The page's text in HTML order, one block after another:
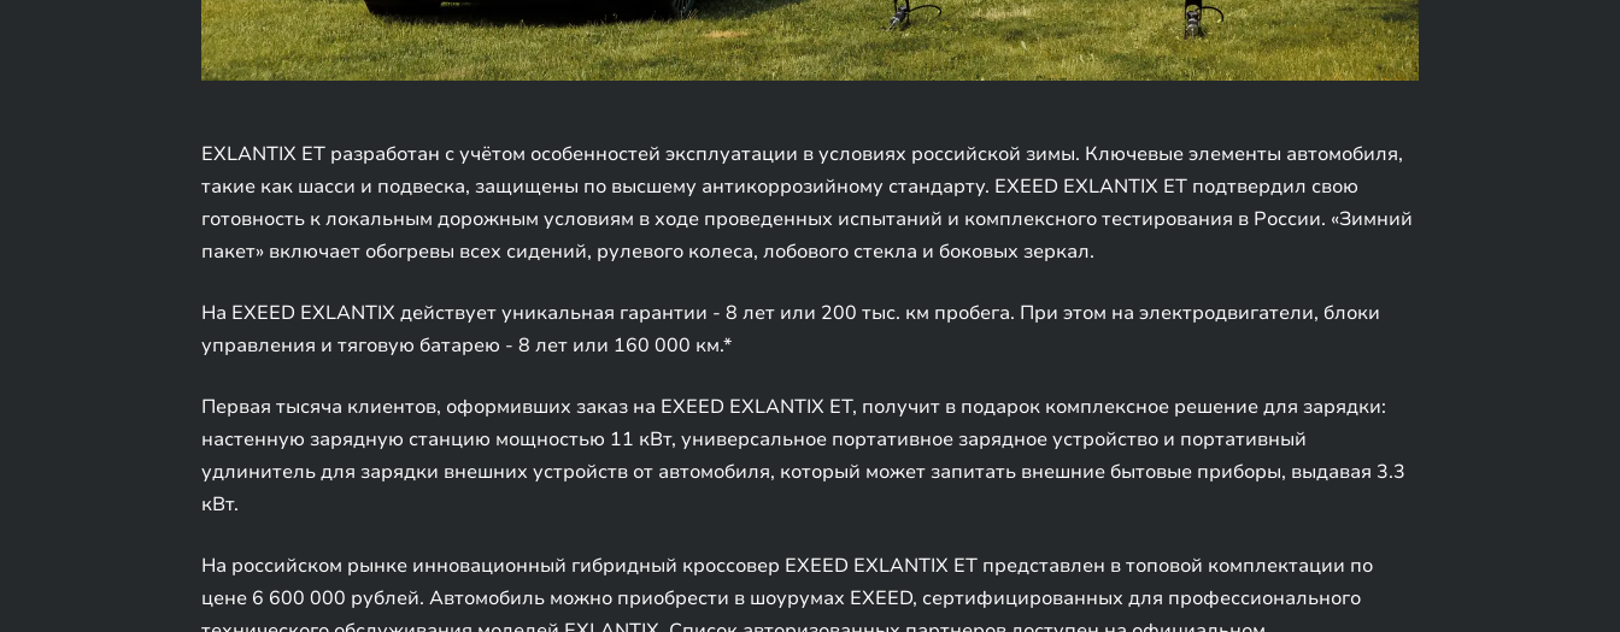
EXLANTIX ET разработан с учётом особенностей эксплуатации в условиях российской зимы. Ключевые элементы автомобиля,
такие как шасси и подвеска, защищены по высшему антикоррозийному стандарту. EXEED EXLANTIX ET подтвердил свою
готовность к локальным дорожным условиям в ходе проведенных испытаний и комплексного тестирования в России. «Зимний
пакет» включает обогревы всех сидений, рулевого колеса, лобового стекла и боковых зеркал.
На EXEED EXLANTIX действует уникальная гарантии - 8 лет или 200 тыс. км пробега. При этом на электродвигатели, блоки
управления и тяговую батарею - 8 лет или 160 000 км.*
Первая тысяча клиентов, оформивших заказ на EXEED EXLANTIX ET, получит в подарок комплексное решение для зарядки:
настенную зарядную станцию мощностью 11 кВт, универсальное портативное зарядное устройство и портативный
удлинитель для зарядки внешних устройств от автомобиля, который может запитать внешние бытовые приборы, выдавая 3.3
кВт.
На российском рынке инновационный гибридный кроссовер EXEED EXLANTIX ET представлен в топовой комплектации по
цене 6 600 000 рублей. Автомобиль можно приобрести в шоурумах EXEED, сертифицированных для профессионального